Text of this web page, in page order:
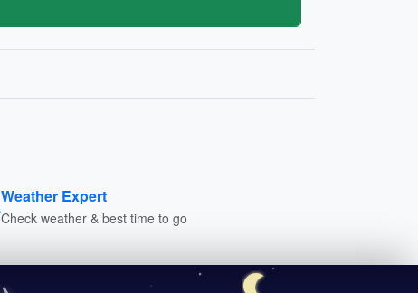
Weather Expert
Check weather & best time to go